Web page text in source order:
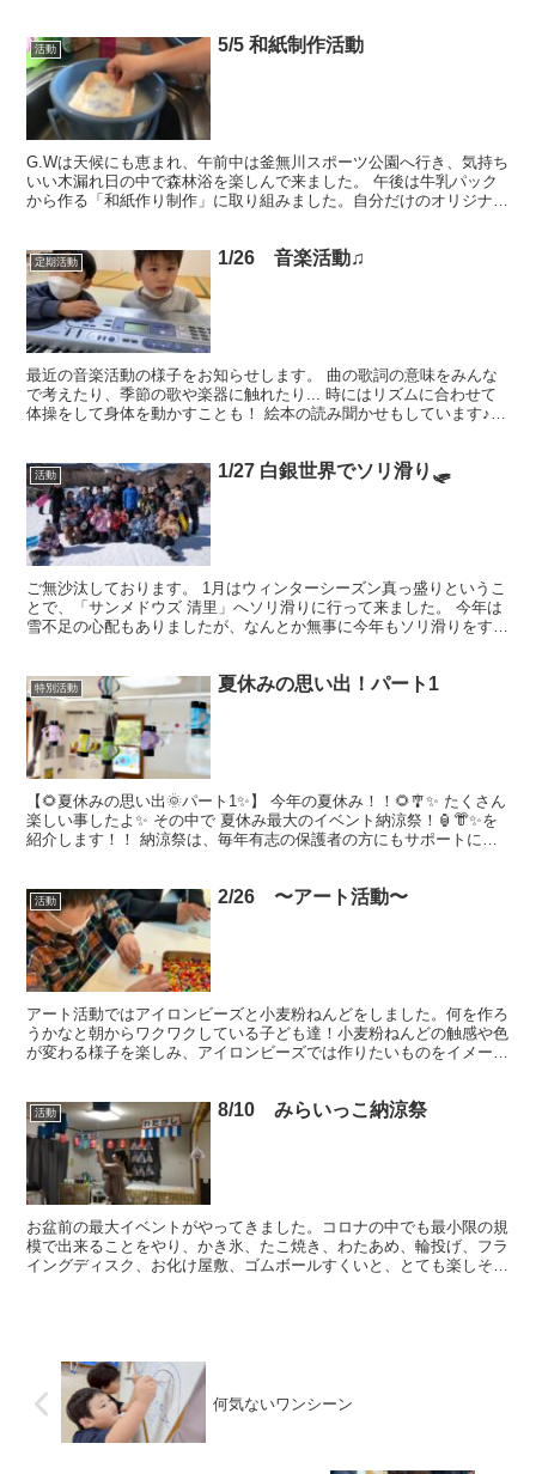
活動 5/5 和紙制作活動
G.Wは天候にも恵まれ、午前中は釜無川スポーツ公園へ行き、気持ち
いい木漏れ日の中で森林浴を楽しんで来ました。 午後は牛乳パック
から作る「和紙作り制作」に取り組みました。自分だけのオリジナル
定期活動 1/26 音楽活動♫
最近の音楽活動の様子をお知らせします。 曲の歌詞の意味をみんな
で考えたり、季節の歌や楽器に触れたり... 時にはリズムに合わせて
体操をして身体を動かすことも！ 絵本の読み聞かせもしています♪
活動 1/27 白銀世界でソリ滑り🛷
ご無沙汰しております。 1月はウィンターシーズン真っ盛りというこ
とで、「サンメドウズ 清里」へソリ滑りに行って来ました。 今年は
雪不足の心配もありましたが、なんとか無事に今年もソリ滑りをする
特別活動 夏休みの思い出！パート1
【🌻夏休みの思い出🌞パート1✨】 今年の夏休み！！🌻🎐✨ たくさん
楽しい事したよ✨ その中で 夏休み最大のイベント納涼祭！🏮👘✨を
紹介します！！ 納涼祭は、毎年有志の保護者の方にもサポートに入
活動 2/26 〜アート活動〜
アート活動ではアイロンビーズと小麦粉ねんどをしました。何を作ろ
うかなと朝からワクワクしている子ども達！小麦粉ねんどの触感や色
が変わる様子を楽しみ、アイロンビーズでは作りたいものをイメージ
活動 8/10 みらいっこ納涼祭
お盆前の最大イベントがやってきました。コロナの中でも最小限の規
模で出来ることをやり、かき氷、たこ焼き、わたあめ、輪投げ、フラ
イングディスク、お化け屋敷、ゴムボールすくいと、とても楽しそう
何気ないワンシーン